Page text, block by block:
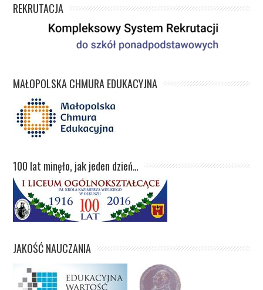
REKRUTACJA
MAŁOPOLSKA CHMURA EDUKACYJNA
100 lat minęło, jak jeden dzień…
JAKOŚĆ NAUCZANIA